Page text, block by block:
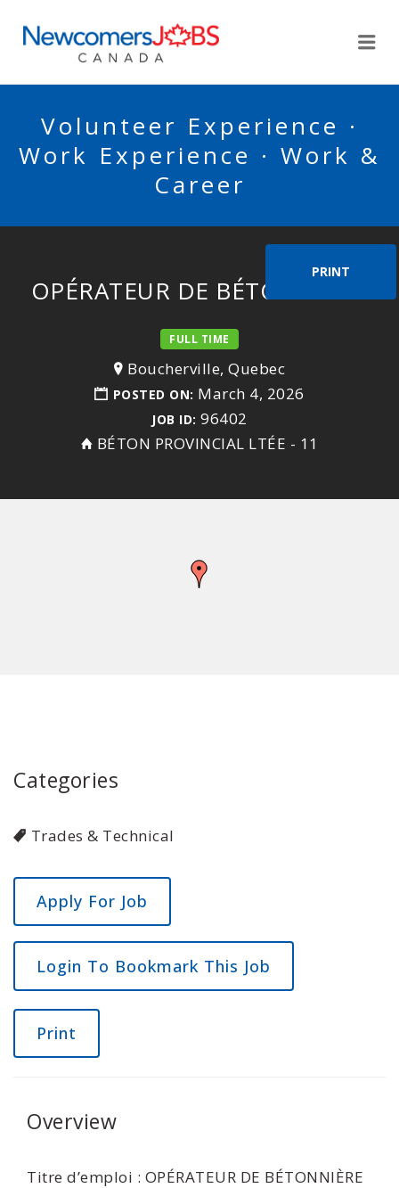
Volunteer Experience ·
Work Experience · Work &
Career
PRINT
OPÉRATEUR DE BÉTONNIÈRE
FULL TIME
Boucherville, Quebec
POSTED ON: March 4, 2026
JOB ID: 96402
BÉTON PROVINCIAL LTÉE - 11
Categories
Trades & Technical
Login To Bookmark This Job
Print
Overview
Titre d’emploi : OPÉRATEUR DE BÉTONNIÈRE